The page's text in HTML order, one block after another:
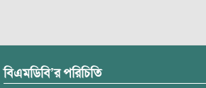
বিএমডিবি’র পরিচিতি